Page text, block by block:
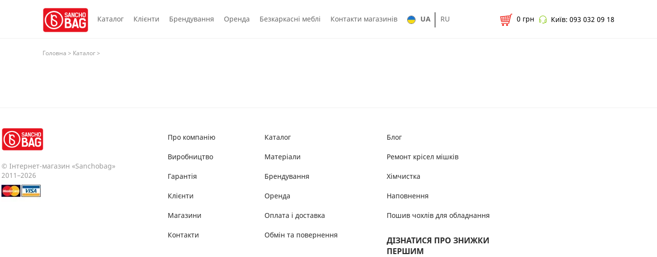
Каталог Клієнти Брендування Оренда Безкаркасні меблі Контакти магазинів Київ: 093 032 09 18
0 грн
UA RU
Головна > Каталог>
© Інтернет-магазин «Sanchobag»
2011–2026
Про компанію
Виробництво
Гарантія
Клієнти
Магазини
Контакти
Каталог
Матеріали
Брендування
Оренда
Оплата і доставка
Обмін та повернення
Блог
Ремонт крісел мішків
Хімчистка
Наповнення
Пошив чохлів для обладнання
ДІЗНАТИСЯ ПРО ЗНИЖКИ
ПЕРШИМ